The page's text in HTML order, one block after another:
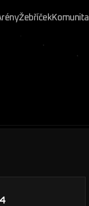
ŽebříčekKomunita